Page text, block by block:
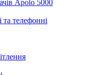
Apolo 5000
телефонні